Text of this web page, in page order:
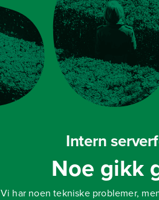
Intern
Noe gikk
Vi har noen tekniske problemer,